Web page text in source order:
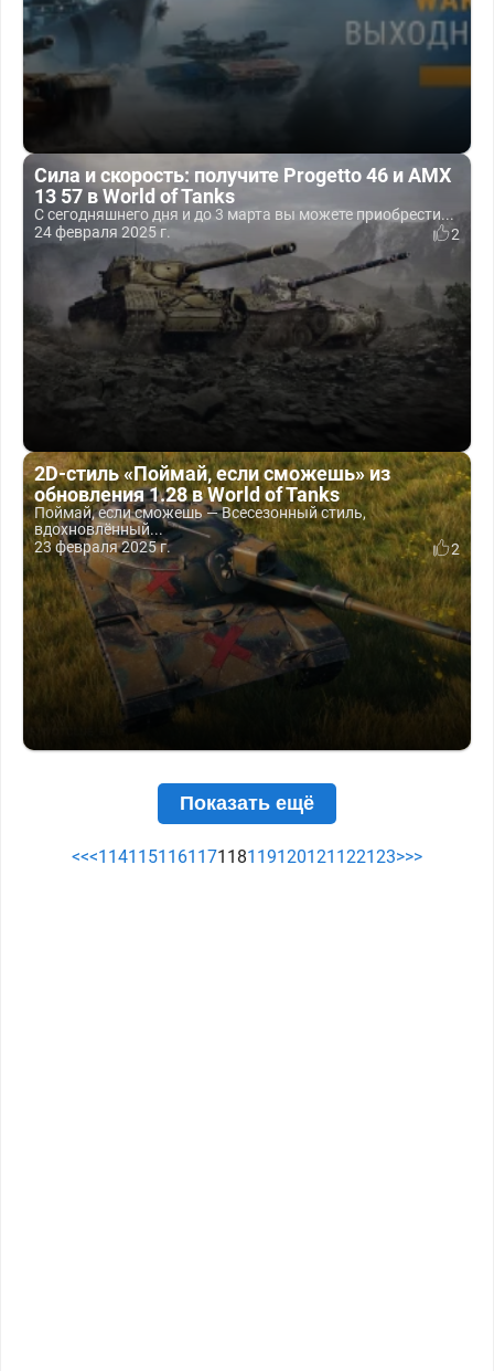
Сила и скорость: получите Progetto 46 и AMX
13 57 в World of Tanks
С сегодняшнего дня и до 3 марта вы можете приобрести...
24 февраля 2025 г.
2
2D-стиль «Поймай, если сможешь» из
обновления 1.28 в World of Tanks
Поймай, если сможешь — Всесезонный стиль,
вдохновлённый...
23 февраля 2025 г.
2
Показать ещё
<<<114115116117118119120121 122123>>>